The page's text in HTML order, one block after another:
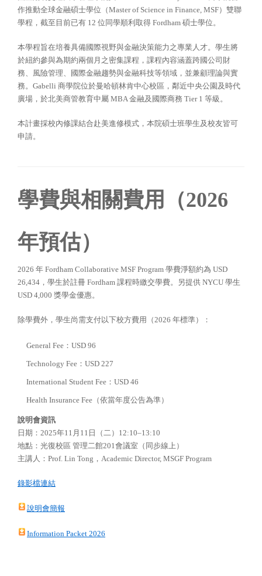
作推動全球金融碩士學位（Master of Science in Finance, MSF）雙聯
學程，截至目前已有 12 位同學順利取得 Fordham 碩士學位。
本學程旨在培養具備國際視野與金融決策能力之專業人才。學生將
於紐約參與為期約兩個月之密集課程，課程內容涵蓋跨國公司財
務、風險管理、國際金融趨勢與金融科技等領域，並兼顧理論與實
務。Gabelli 商學院位於曼哈頓林肯中心校區，鄰近中央公園及時代
廣場，於北美商管教育中屬 MBA 金融及國際商務 Tier 1 等級。
本計畫採校內修課結合赴美進修模式，本院碩士班學生及校友皆可
申請。
學費與相關費用（2026
年預估）
2026 年 Fordham Collaborative MSF Program 學費淨額約為 USD
26,434，學生於註冊 Fordham 課程時繳交學費。另提供 NYCU 學生
USD 4,000 獎學金優惠。
除學費外，學生尚需支付以下校方費用（2026 年標準）：
General Fee：USD 96
Technology Fee：USD 227
International Student Fee：USD 46
Health Insurance Fee（依當年度公告為準）
說明會資訊
日期：2025年11月11日（二）12:10–13:10
地點：光復校區 管理二館201會議室（同步線上）
主講人：Prof. Lin Tong，Academic Director, MSGF Program
錄影檔連結
說明會簡報
Information Packet 2026